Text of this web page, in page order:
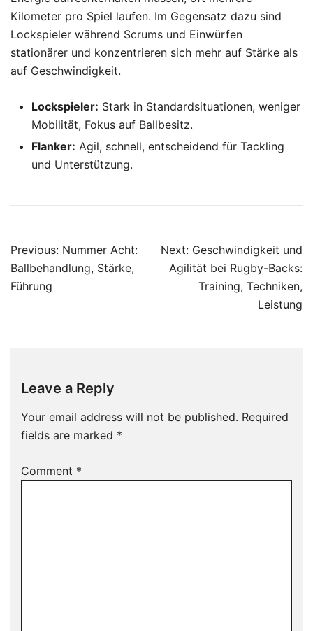
Kilometer pro Spiel laufen. Im Gegensatz dazu sind
Lockspieler während Scrums und Einwürfen
stationärer und konzentrieren sich mehr auf Stärke als
auf Geschwindigkeit.
Lockspieler: Stark in Standardsituationen, weniger
Mobilität, Fokus auf Ballbesitz.
Flanker: Agil, schnell, entscheidend für Tackling
und Unterstützung.
Post
navigation
Previous: Nummer Acht:
Ballbehandlung, Stärke,
Führung
Next: Geschwindigkeit und
Agilität bei Rugby-Backs:
Training, Techniken,
Leistung
Leave a Reply
Your email address will not be published. Required
fields are marked *
Comment *